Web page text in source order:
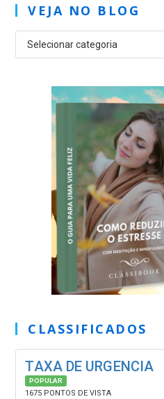
VEJA NO BLOG
CLASSIFICADOS
TAXA DE URGENCIA
POPULAR
1675 PONTOS DE VISTA